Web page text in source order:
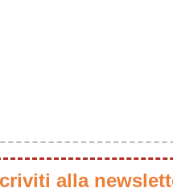
alla